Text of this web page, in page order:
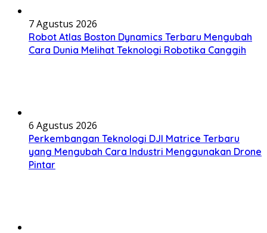
7 Agustus 2026
Robot Atlas Boston Dynamics Terbaru Mengubah
Cara Dunia Melihat Teknologi Robotika Canggih
6 Agustus 2026
Perkembangan Teknologi DJI Matrice Terbaru
yang Mengubah Cara Industri Menggunakan Drone
Pintar